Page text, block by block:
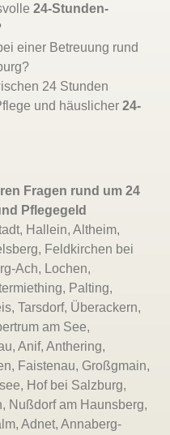
24-Stunden-
einer Betreuung rund
24 Stunden
und häuslicher 24-
Fragen rund um 24
Pflegegeld
Hallein, Altheim,
Feldkirchen bei
Ach, Lochen,
Palting,
Tarsdorf, Überackern,
am See,
Anif, Anthering,
Faistenau, Großgmain,
Hof bei Salzburg,
Nußdorf am Haunsberg,
Adnet, Annaberg-